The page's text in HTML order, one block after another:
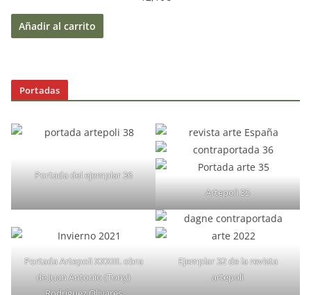
Añadir al carrito
Portadas
Portada del ejemplar 36
Artepoli 35
Portada Artepoli XXXIII. obra
de Juan Antonio (Tony)
Ejemplar 32 de la revista
artepoli